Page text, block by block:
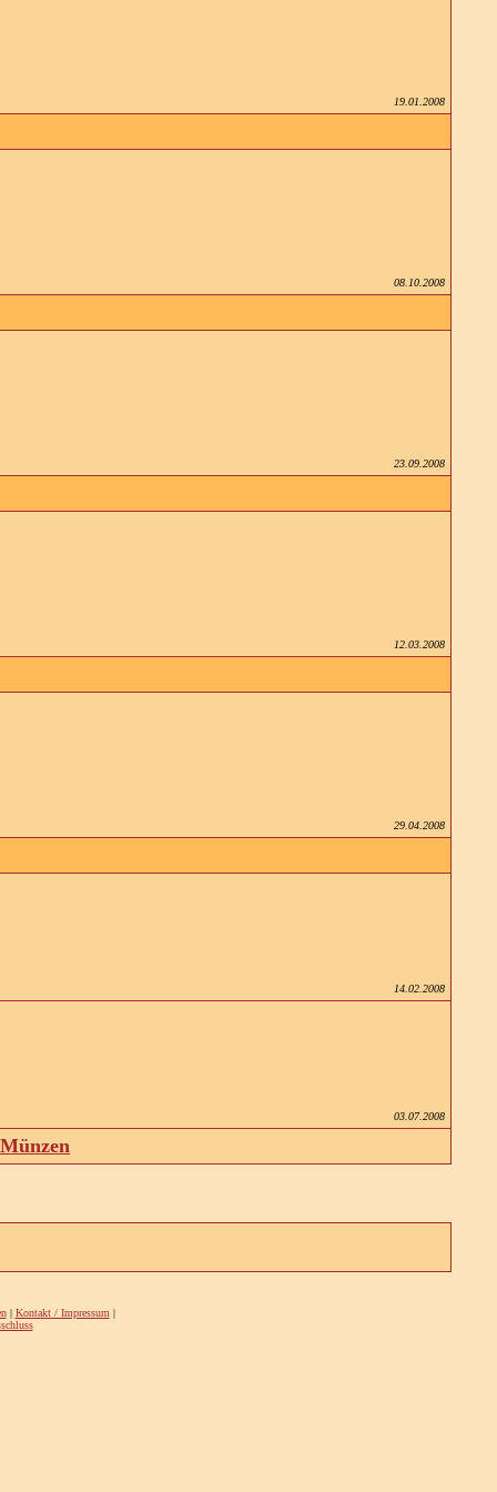
19.01.2008
08.10.2008
23.09.2008
12.03.2008
29.04.2008
14.02.2008
03.07.2008
| Kontakt / Impressum |